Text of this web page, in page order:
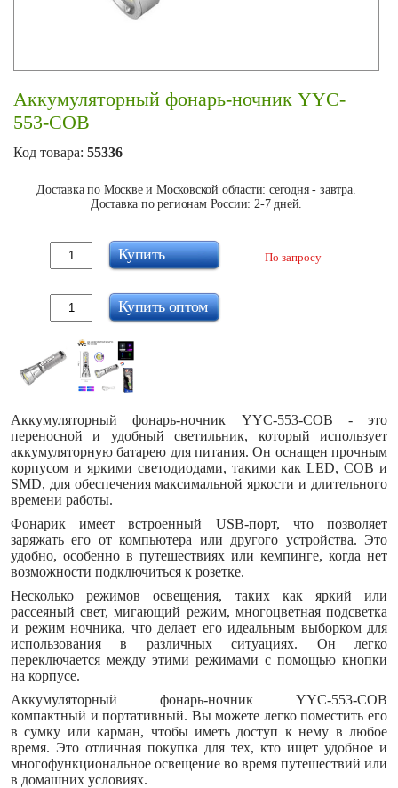
Аккумуляторный фонарь-ночник YYC-
553-COB
Код товара: 55336
Доставка по Москве и Московской области: сегодня - завтра.
Доставка по регионам России: 2-7 дней.
По запросу
Купить
Купить оптом
Аккумуляторный фонарь-ночник YYC-553-COB - это
переносной и удобный светильник, который использует
аккумуляторную батарею для питания. Он оснащен прочным
корпусом и яркими светодиодами, такими как LED, COB и
SMD, для обеспечения максимальной яркости и длительного
времени работы.
Фонарик имеет встроенный USB-порт, что позволяет
заряжать его от компьютера или другого устройства. Это
удобно, особенно в путешествиях или кемпинге, когда нет
возможности подключиться к розетке.
Несколько режимов освещения, таких как яркий или
рассеяный свет, мигающий режим, многоцветная подсветка
и режим ночника, что делает его идеальным выборком для
использования в различных ситуациях. Он легко
переключается между этими режимами с помощью кнопки
на корпусе.
Аккумуляторный фонарь-ночник YYC-553-COB
компактный и портативный. Вы можете легко поместить его
в сумку или карман, чтобы иметь доступ к нему в любое
время. Это отличная покупка для тех, кто ищет удобное и
многофункциональное освещение во время путешествий или
в домашних условиях.